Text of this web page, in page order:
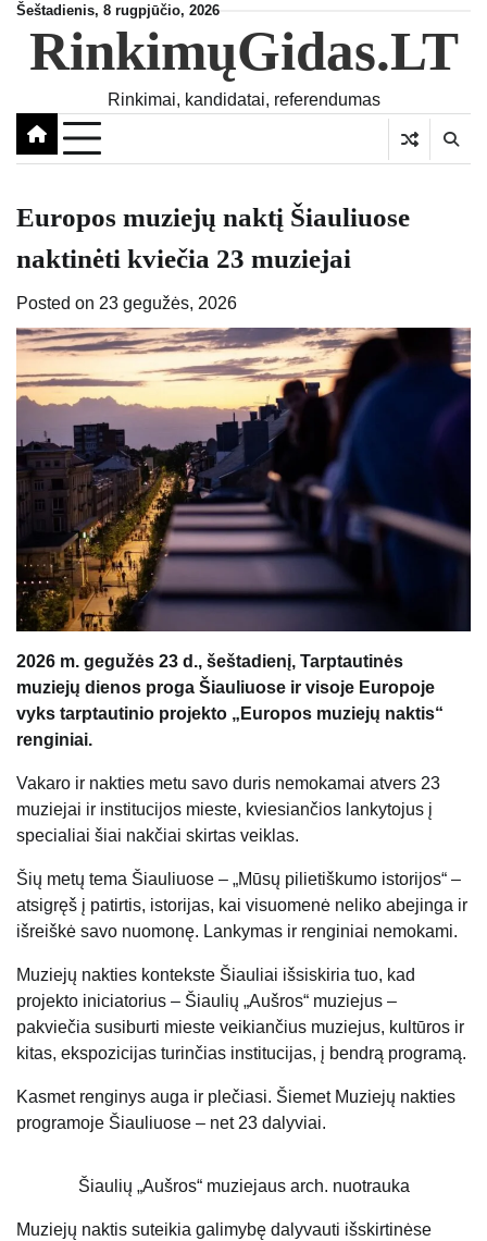
Skip
content
Šeštadienis, 8 rugpjūčio, 2026
RinkimųGidas.LT
Rinkimai, kandidatai, referendumas
Europos muziejų naktį Šiauliuose
naktinėti kviečia 23 muziejai
Posted on 23 gegužės, 2026
2026 m. gegužės 23 d., šeštadienį, Tarptautinės
muziejų dienos proga Šiauliuose ir visoje Europoje
vyks tarptautinio projekto „Europos muziejų naktis“
renginiai.
Vakaro ir nakties metu savo duris nemokamai atvers 23
muziejai ir institucijos mieste, kviesiančios lankytojus į
specialiai šiai nakčiai skirtas veiklas.
Šių metų tema Šiauliuose – „Mūsų pilietiškumo istorijos“ –
atsigręš į patirtis, istorijas, kai visuomenė neliko abejinga ir
išreiškė savo nuomonę. Lankymas ir renginiai nemokami.
Muziejų nakties kontekste Šiauliai išsiskiria tuo, kad
projekto iniciatorius – Šiaulių „Aušros“ muziejus –
pakviečia susiburti mieste veikiančius muziejus, kultūros ir
kitas, ekspozicijas turinčias institucijas, į bendrą programą.
Kasmet renginys auga ir plečiasi. Šiemet Muziejų nakties
programoje Šiauliuose – net 23 dalyviai.
Šiaulių „Aušros“ muziejaus arch. nuotrauka
Muziejų naktis suteikia galimybę dalyvauti išskirtinėse